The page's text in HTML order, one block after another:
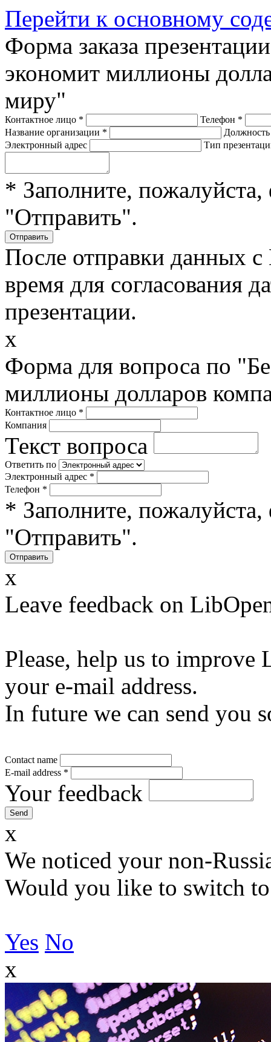
Перейти к основному
Форма заказа
экономит миллионы
миру"
Контактное лицо * Телефон *
Название организации *
Электронный адрес
Тип
* Заполните,
"Отправить".
После отправки данных
время для согласования
презентации.
x
Форма для вопроса по
миллионы долларов
Контактное лицо *
Компания
Текст вопроса
Ответить по
Электронный адрес *
Телефон *
* Заполните,
"Отправить".
x
Leave feedback on
Please, help us to
your e-mail address.
In future we can send you
Contact name
E-mail address *
Your feedback
x
We noticed your non-
Would you like to switch
Yes No
x